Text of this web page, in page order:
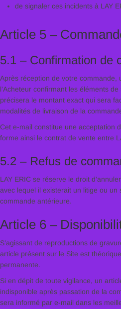
de signaler ces incidents à LAY
Article 5 –
5.1 – Confirmation de
Après réception de votre commande,
l’Acheteur confirmant les éléments
précisera le montant exact qui sera
modalités de livraison de la
Cet e-mail constitue une acceptation
forme ainsi le contrat de vente entre
5.2 – Refus de
LAY ERIC se réserve le droit
avec lequel il existerait un litige ou un
commande antérieure.
Article 6 –
S’agissant de reproductions de
article présent sur le Site est
permanente.
Si en dépit de toute vigilance, un
indisponible après passation de la
sera informé par e-mail dans les